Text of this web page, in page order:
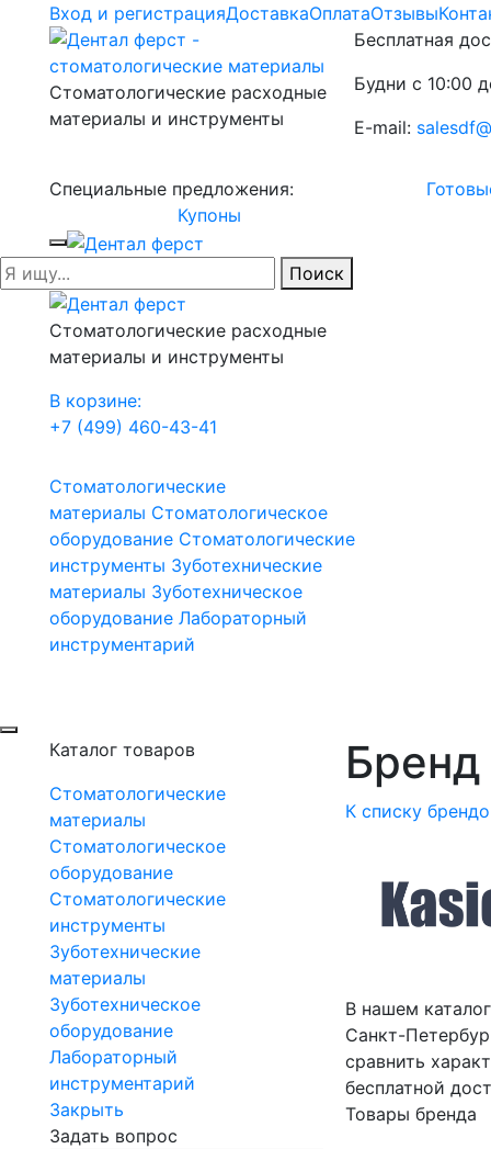
Вход и регистрацияДоставкаОплатаОтзывы
Стоматологические расходные
материалы и инструменты
Бесплатная
Будни с 10:00
E-mail:
Специальные предложения:
Купоны
Поиск
Стоматологические расходные
материалы и инструменты
В корзине:
+7 (499) 460-43-41
Стоматологические
материалы Стоматологическое
оборудование Стоматологические
инструменты Зуботехнические
материалы Зуботехническое
оборудование Лабораторный
инструментарий
Каталог товаров
Стоматологические
материалы
Стоматологическое
оборудование
Стоматологические
инструменты
Зуботехнические
материалы
Зуботехническое
оборудование
Лабораторный
инструментарий
Закрыть
Задать вопрос
К списку
В нашем
Санкт-
сравнить
бесплатной
Товары бренда